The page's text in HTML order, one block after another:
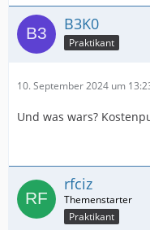
B3K0
Praktikant
10. September 2024 um
Und was wars?
rfciz
Praktikant